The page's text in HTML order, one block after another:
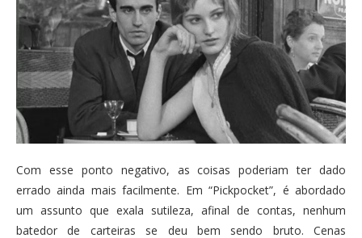
Com esse ponto negativo, as coisas poderiam ter dado
errado ainda mais facilmente. Em “Pickpocket”, é abordado
um assunto que exala sutileza, afinal de contas, nenhum
batedor de carteiras se deu bem sendo bruto. Cenas